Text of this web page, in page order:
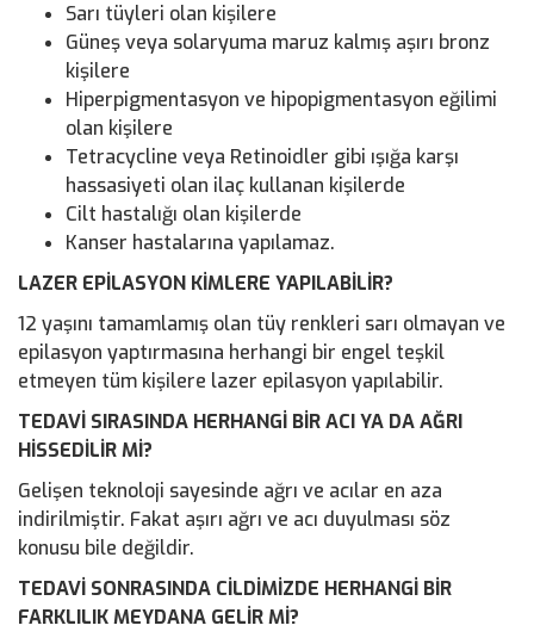
Sarı tüyleri olan kişilere
Güneş veya solaryuma maruz kalmış aşırı bronz
kişilere
Hiperpigmentasyon ve hipopigmentasyon eğilimi
olan kişilere
Tetracycline veya Retinoidler gibi ışığa karşı
hassasiyeti olan ilaç kullanan kişilerde
Cilt hastalığı olan kişilerde
Kanser hastalarına yapılamaz.
LAZER EPİLASYON KİMLERE YAPILABİLİR?
12 yaşını tamamlamış olan tüy renkleri sarı olmayan ve
epilasyon yaptırmasına herhangi bir engel teşkil
etmeyen tüm kişilere lazer epilasyon yapılabilir.
TEDAVİ SIRASINDA HERHANGİ BİR ACI YA DA AĞRI
HİSSEDİLİR Mİ?
Gelişen teknoloji sayesinde ağrı ve acılar en aza
indirilmiştir. Fakat aşırı ağrı ve acı duyulması söz
konusu bile değildir.
TEDAVİ SONRASINDA CİLDİMİZDE HERHANGİ BİR
FARKLILIK MEYDANA GELİR Mİ?